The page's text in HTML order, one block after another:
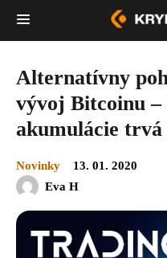
Alternatívny
vývoj Bitcoinu –
akumulácie
Novinky
13. 01. 2020
Eva H